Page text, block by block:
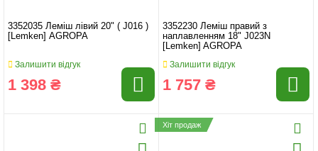
3352035 Леміш лівий 20" ( J016 )
[Lemken] AGROPA
Залишити відгук
1 398 ₴
3352230 Леміш правий з
наплавленням 18" J023N
[Lemken] AGROPA
Залишити відгук
1 757 ₴
Хіт продаж